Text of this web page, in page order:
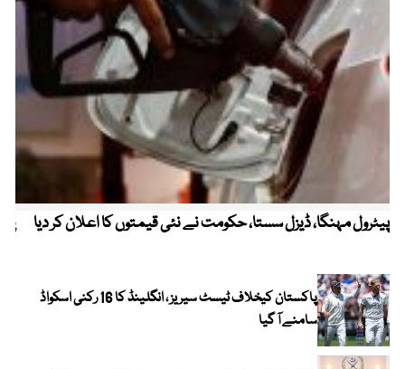
پیٹرول مہنگا، ڈیزل سستا، حکومت نے نئی قیمتوں کا اعلان کر دیا
پاکستان کیخلاف ٹیسٹ سیریز ، انگلینڈ کا 16 رکنی اسکواڈ
سامنے آ گیا